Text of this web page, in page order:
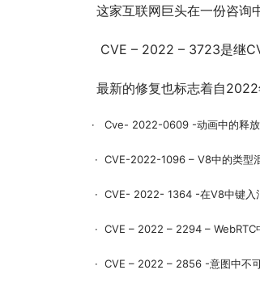
这家互联网巨头在一份咨询
CVE – 2022 – 3723是继
最新的修复也标志着自
·   Cve- 2022-0609 -动画中的释
·  CVE-2022-1096 – V8中的类型
·  CVE- 2022- 1364 -在V8中键入
·  CVE – 2022 – 2294 – WebRTC
·  CVE – 2022 – 2856 -意图中不